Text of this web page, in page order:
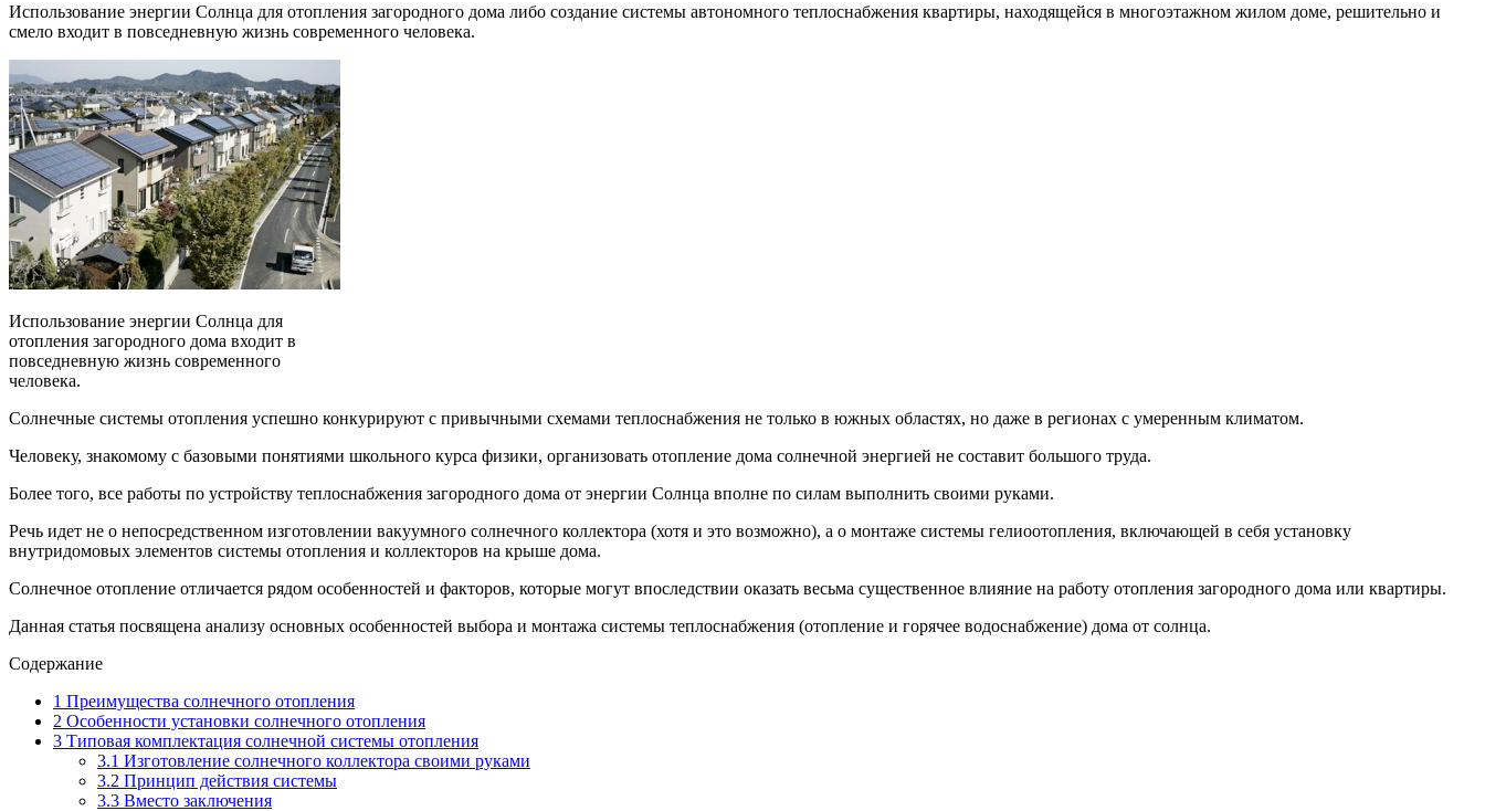
Использование энергии Солнца для отопления загородного дома либо создание системы автономного теплоснабжения квартиры, находящейся в многоэтажном жилом доме, решительно и
смело входит в повседневную жизнь современного человека.
Использование энергии Солнца для
отопления загородного дома входит в
повседневную жизнь современного
человека.
Солнечные системы отопления успешно конкурируют с привычными схемами теплоснабжения не только в южных областях, но даже в регионах с умеренным климатом.
Человеку, знакомому с базовыми понятиями школьного курса физики, организовать отопление дома солнечной энергией не составит большого труда.
Более того, все работы по устройству теплоснабжения загородного дома от энергии Солнца вполне по силам выполнить своими руками.
Речь идет не о непосредственном изготовлении вакуумного солнечного коллектора (хотя и это возможно), а о монтаже системы гелиоотопления, включающей в себя установку
внутридомовых элементов системы отопления и коллекторов на крыше дома.
Солнечное отопление отличается рядом особенностей и факторов, которые могут впоследствии оказать весьма существенное влияние на работу отопления загородного дома или квартиры.
Данная статья посвящена анализу основных особенностей выбора и монтажа системы теплоснабжения (отопление и горячее водоснабжение) дома от солнца.
Содержание
1 Преимущества солнечного отопления
2 Особенности установки солнечного отопления
3 Типовая комплектация солнечной системы отопления
3.1 Изготовление солнечного коллектора своими руками
3.2 Принцип действия системы
3.3 Вместо заключения